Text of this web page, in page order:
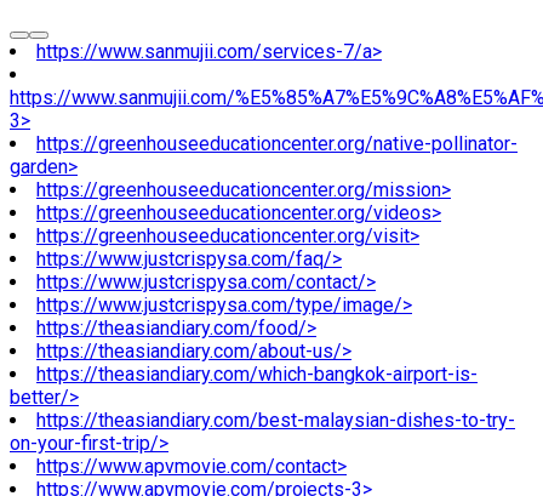
https://www.sanmujii.com/services-7/a>
https://www.sanmujii.com/
3>
https://greenhouseeducationcenter.org/native-pollinator-
garden>
https://greenhouseeducationcenter.org/mission>
https://greenhouseeducationcenter.org/videos>
https://greenhouseeducationcenter.org/visit>
https://www.justcrispysa.com/faq/>
https://www.justcrispysa.com/contact/>
https://www.justcrispysa.com/type/image/>
https://theasiandiary.com/food/>
https://theasiandiary.com/about-us/>
https://theasiandiary.com/which-bangkok-airport-is-
better/>
https://theasiandiary.com/best-malaysian-dishes-to-try-
on-your-first-trip/>
https://www.apvmovie.com/contact>
https://www.apvmovie.com/projects-3>